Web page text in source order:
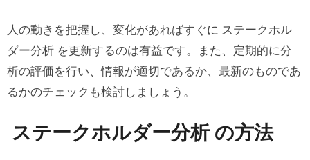
人の動きを把握し、変化があればすぐに ステークホル
ダー分析 を更新するのは有益です。また、定期的に分
析の評価を行い、情報が適切であるか、最新のものであ
るかのチェックも検討しましょう。
ステークホルダー分析 の方法